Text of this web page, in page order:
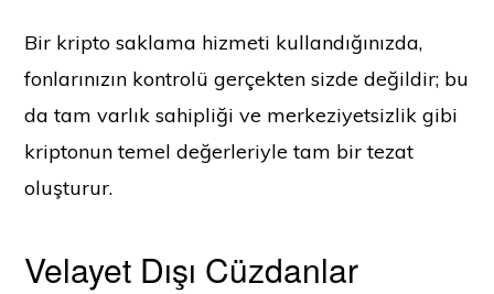
Bir kripto saklama hizmeti kullandığınızda,
fonlarınızın kontrolü gerçekten sizde değildir; bu
da tam varlık sahipliği ve merkeziyetsizlik gibi
kriptonun temel değerleriyle tam bir tezat
oluşturur.
Velayet Dışı Cüzdanlar